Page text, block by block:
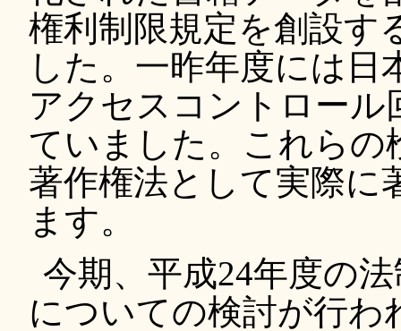
権利制限規定を創設す
した。一昨年度には
アクセスコントロール
ていました。これらの
著作権法として実際に
ます。
今期、平成24年度の
についての検討が行わ